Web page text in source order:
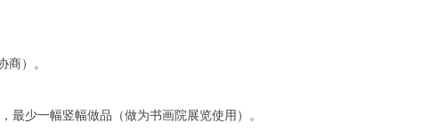
商）。
最少一幅竖幅做品（做为书画院展览使用）。